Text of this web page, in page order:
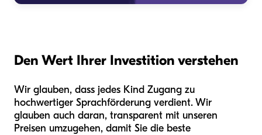
Den Wert Ihrer Investition verstehen
Wir glauben, dass jedes Kind Zugang zu
hochwertiger Sprachförderung verdient. Wir
glauben auch daran, transparent mit unseren
Preisen umzugehen, damit Sie die beste